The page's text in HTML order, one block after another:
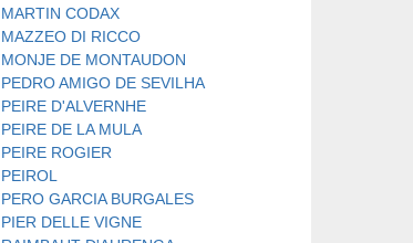
MARTIN CODAX
MAZZEO DI RICCO
MONJE DE MONTAUDON
PEDRO AMIGO DE SEVILHA
PEIRE D'ALVERNHE
PEIRE DE LA MULA
PEIRE ROGIER
PEIROL
PERO GARCIA BURGALES
PIER DELLE VIGNE